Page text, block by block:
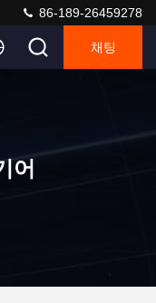
86-189-26459278
채팅
어